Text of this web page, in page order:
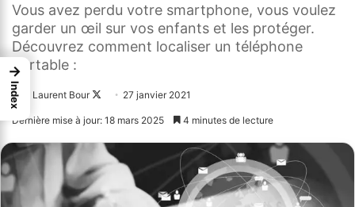
Vous avez perdu votre smartphone, vous voulez
garder un œil sur vos enfants et les protéger.
Découvrez comment localiser un téléphone
portable :
Laurent Bour
Follow27 janvier 2021
Dernière mise à jour: 18 mars 2025 4 minutes de lecture
→
Index